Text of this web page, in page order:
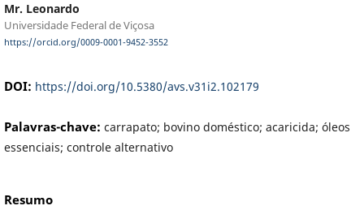
Mr. Leonardo
Universidade Federal de Viçosa
https://orcid.org/0009-0001-9452-3552
DOI: https://doi.org/10.5380/avs.v31i2.102179
Palavras-chave: carrapato; bovino doméstico; acaricida; óleos
essenciais; controle alternativo
Resumo